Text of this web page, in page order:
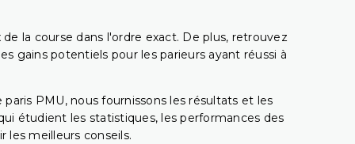
la course dans l'ordre exact. De plus, retrouvez
gains potentiels pour les parieurs ayant réussi à
PMU, nous fournissons les résultats et les
étudient les statistiques, les performances des
les meilleurs conseils.